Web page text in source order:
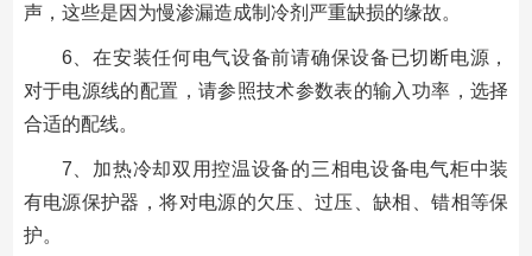
声，这些是因为慢渗漏造成制冷剂严重缺损的缘故。
6、在安装任何电气设备前请确保设备已切断电源，
对于电源线的配置，请参照技术参数表的输入功率，选择
合适的配线。
7、加热冷却双用控温设备的三相电设备电气柜中装
有电源保护器，将对电源的欠压、过压、缺相、错相等保
护。